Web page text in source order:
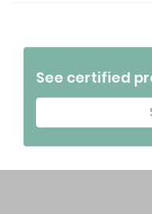
See certified